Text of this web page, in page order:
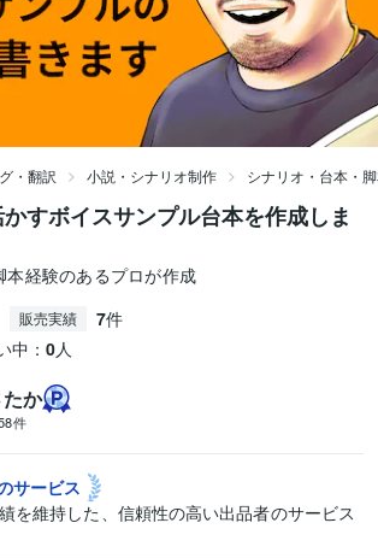
・翻訳 小説・シナリオ制作 シナリオ・台本・
すボイスサンプル台本を作成しま
本経験のあるプロが作成
販売実績 7件
中： 0人
か
件
サービス
を維持した、信頼性の高い出品者のサービス